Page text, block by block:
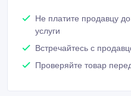
Не платите продавцу
услуги
Встречайтесь с
Проверяйте товар